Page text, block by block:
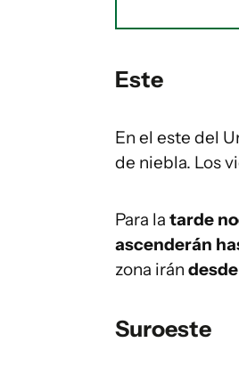
Este
En el este del
de niebla. Los
Para la tarde
ascenderán
zona irán desde
Suroeste